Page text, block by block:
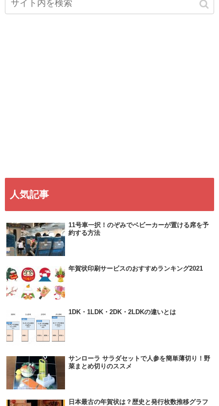
人気記事
11号車一択！のぞみでベビーカーが置ける席を予
約する方法
年賀状印刷サービスのおすすめランキング2021
1DK・1LDK・2DK・2LDKの違いとは
サンローラ サラダセットで人参を簡単薄切り！野
菜まとめ切りのススメ
日本最古の年賀状は？歴史と発行枚数推移グラフ